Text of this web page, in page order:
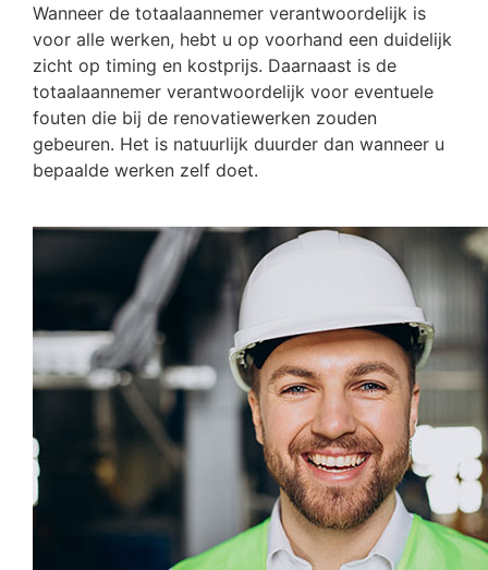
Wanneer de totaalaannemer verantwoordelijk is
voor alle werken, hebt u op voorhand een duidelijk
zicht op timing en kostprijs. Daarnaast is de
totaalaannemer verantwoordelijk voor eventuele
fouten die bij de renovatiewerken zouden
gebeuren. Het is natuurlijk duurder dan wanneer u
bepaalde werken zelf doet.